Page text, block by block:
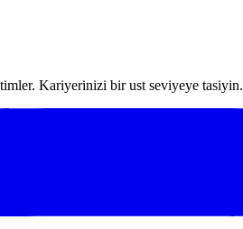
Kariyerinizi bir ust seviyeye tasiyin.